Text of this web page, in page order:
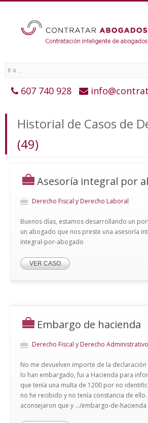
607 740 928
Historial de Casos de
(49)
Asesoría integral por
Derecho Fiscal y Derecho Laboral
Buenos días, estamos desarrollando un
un abogado que nos preste una asesoría
integral-por-abogado
VER CASO
Embargo de hacienda
Derecho Fiscal y Derecho Administrativo
No me devuelven importe de la
lo han embargado, fui a Hacienda para
que tenía una multa de 1200 por no
no he recibido y no tenía constancia de ello.
aconsejaron que y .../embargo-de-hacienda